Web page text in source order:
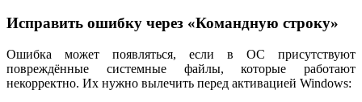
Исправить ошибку через «Командную строку»
Ошибка может появляться, если в ОС присутствуют
повреждённые системные файлы, которые работают
некорректно. Их нужно вылечить перед активацией Windows: